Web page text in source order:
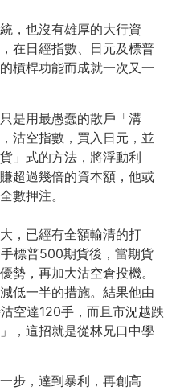
，也沒有雄厚的大行資
在日經指數、日元及標普
槓桿功能而成就一次又一
是用最愚蠢的散戶「溝
沽空指數，買入日元，並
」式的方法，將浮動利
超過幾倍的資本額，他或
數押注。
，已經有全額輸清的打
標普500期貨後，當期貨
勢，再加大沽空倉投機。
低一半的措施。結果他由
空達120手，而且市況越跌
，這招就是從林兄口中學
步，達到暴利，再創高